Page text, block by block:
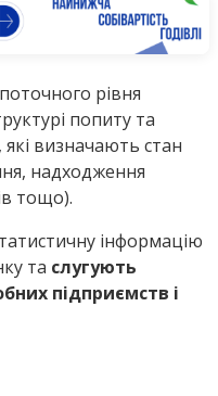
рівня
попиту та
визначають стан
надходження
тощо).
інформацію
та слугують
підприємств і